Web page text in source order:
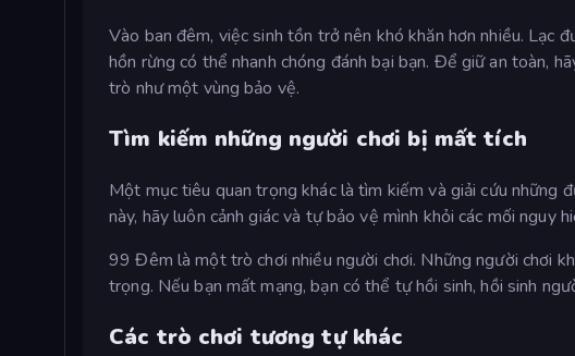
Vào ban đêm, việc sinh tồn trở nên khó khăn hơn nhiều. Lạc
hồn rừng có thể nhanh chóng đánh bại bạn. Để giữ an toàn,
trò như một vùng bảo vệ.
Tìm kiếm những người chơi bị mất tích
Một mục tiêu quan trọng khác là tìm kiếm và giải cứu những
này, hãy luôn cảnh giác và tự bảo vệ mình khỏi các mối nguy
99 Đêm là một trò chơi nhiều người chơi. Những người chơi
trọng. Nếu bạn mất mạng, bạn có thể tự hồi sinh, hồi sinh
Các trò chơi tương tự khác